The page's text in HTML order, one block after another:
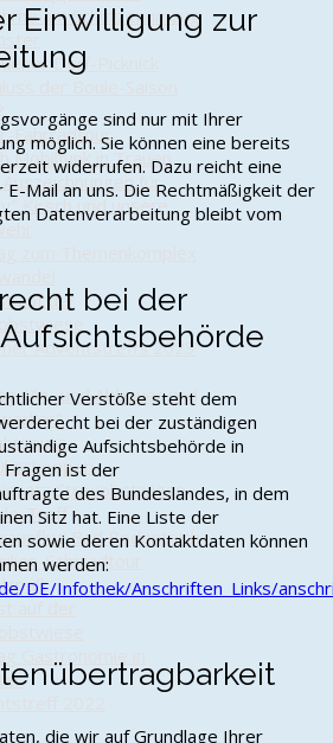
am Schützenumzug
Dorf-Picknick
Fahrradtour
Mobilfunk in Trauen
für
Kirsch und unsere
auf der
Adventstreffs 2023
"An- und Abbauer und
Streuobstwiese
Treff
Bad Bodenteich
Fahrradtour
Einwilligung zur
sind nur mit Ihrer
möglich. Sie können eine bereits
widerrufen. Dazu reicht eine
Mail an uns. Die Rechtmäßigkeit der
Datenverarbeitung bleibt vom
bei der
Verstöße steht dem
bei der zuständigen
Aufsichtsbehörde in
ist der
des Bundeslandes, in dem
Sitz hat. Eine Liste der
sowie deren Kontaktdaten können
werden:
DE/Infothek/Anschriften_Links/
die wir auf Grundlage Ihrer